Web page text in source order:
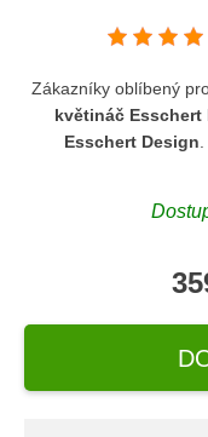
Zákazníky oblíbený
květináč Esschert
Esschert Design